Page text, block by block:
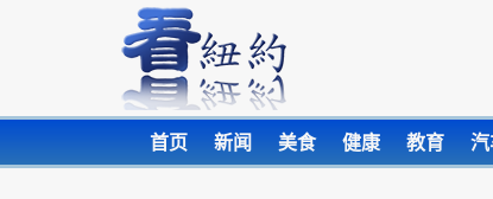
首页 新闻 美食 健康 教育